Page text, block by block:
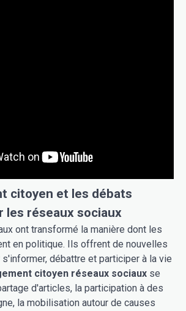
citoyen et les débats
les réseaux sociaux
ont transformé la manière dont les
en politique. Ils offrent de nouvelles
débattre et participer à la vie
citoyen réseaux sociaux se
d'articles, la participation à des
la mobilisation autour de causes